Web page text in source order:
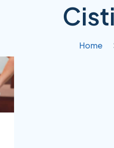
Home